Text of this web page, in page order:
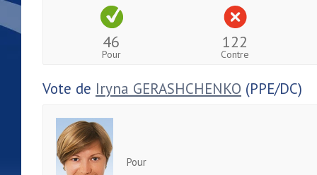
46
Pour
122
Contre
Vote de Iryna GERASHCHENKO (PPE/DC)
Pour